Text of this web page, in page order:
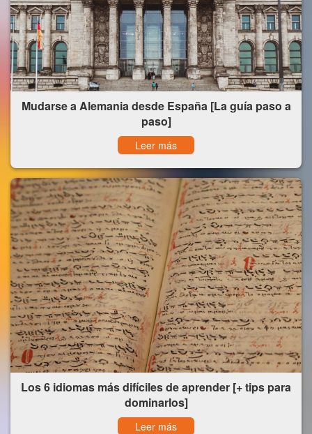
Mudarse a Alemania desde España [La guía paso a
paso]
Leer más
Los 6 idiomas más difíciles de aprender [+ tips para
dominarlos]
Leer más